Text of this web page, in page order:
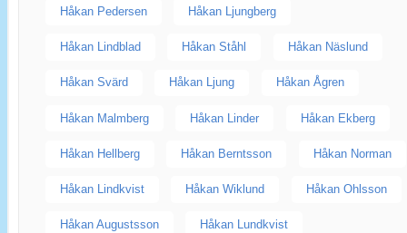
Håkan Pedersen Håkan Ljungberg
Håkan Lindblad Håkan Ståhl Håkan Näslund
Håkan Svärd Håkan Ljung Håkan Ågren
Håkan Malmberg Håkan Linder Håkan Ekberg
Håkan Hellberg Håkan Berntsson Håkan Norman
Håkan Lindkvist Håkan Wiklund Håkan Ohlsson
Håkan Augustsson Håkan Lundkvist